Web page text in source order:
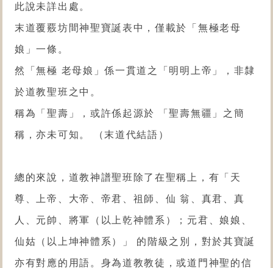
此說未詳出處。
末道覆覈坊間神聖寶誕表中，僅載於「無極老母
娘」一條。
然「無極 老母娘」係一貫道之「明明上帝」，非隸
於道教聖班之中。
稱為「聖壽」，或許係起源於 「聖壽無疆」之簡
稱，亦未可知。 （末道代結語）
總的來說，道教神譜聖班除了在聖稱上，有「天
尊、上帝、大帝、帝君、祖師、仙 翁、真君、真
人、元帥、將軍（以上乾神體系）；元君、娘娘、
仙姑（以上坤神體系）」 的階級之別，對於其寶誕
亦有對應的用語。身為道教教徒，或道門神聖的信